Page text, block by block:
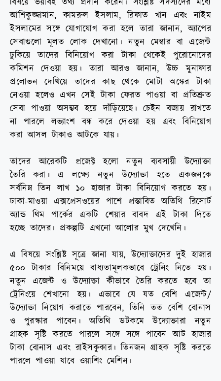
আশিকুজ্জামান, কামরুল ইসলাম, রিফাত খান এবং নাইম
ইসলামের সঙ্গে যোগাযোগ করা হলে তারা জানান, অ্যাপের
সেবাগুলো মূলত লোক দেখানো। নতুন মেম্বার বা এজেন্ট
ঢুকিয়ে তাদের বিনিয়োগ করা টাকা থেকেই পুরোনোদের
কমিশন দেওয়া হয়। তারা আরও জানান, উচ্চ মুনাফার
প্রলোভন দেখিয়ে তাদের কাছ থেকে মোটা অঙ্কের টাকা
নেওয়া হলেও এখন সেই টাকা ফেরত পাওয়া বা প্রতিশ্রুত
সেবা পাওয়া অসম্ভব হয়ে দাঁড়িয়েছে। চেইন বজায় রাখতে
না পারলে লভ্যাংশ বন্ধ করে দেওয়া হয় এবং বিনিয়োগ
করা আসল টাকাও আটকে যায়।
তাদের আরেকটি প্রজেক্ট হলো নতুন ব্যবসায়ী উদ্যোক্তা
তৈরি করা। এ লক্ষ্যে নতুন উদ্যোক্তা হতে একজনকে
সর্বনিম্ন তিন লাখ ১০ হাজার টাকা বিনিয়োগ করতে হয়।
ঢাকা-মাওয়া এক্সপ্রেসওয়ের পাশে প্রস্তাবিত অতিথি রিসোর্ট
অ্যান্ড থিম পার্কের একটি শেয়ার বাবদ এই টাকা দিতে
হচ্ছে তাদের। প্রকল্পটি এখনো আলোর মুখ দেখেনি।
এ বিষয়ে সংশ্লিষ্ট সূত্রে জানা যায়, উদ্যোক্তাদের দুই হাজার
৫০০ টাকার বিনিময়ে বাধ্যতামূলকভাবে ট্রেনিং নিতে হয়।
নতুন এজেন্ট ও উদ্যোক্তা কীভাবে তৈরি করতে হবে তা
ট্রেনিংয়ে শেখানো হয়। এভাবে যে যত বেশি এজেন্ট/
উদ্যোক্তা নিয়োগ করাতে পারবেন, তিনি তত বেশি বোনাস
ও পুরস্কার পাবেন। অতিথি ডটকমে উদ্যোক্তারা নতুন
গ্রাহক সৃষ্টি করতে পারলে সঙ্গে সঙ্গে পাবেন আট হাজার
টাকা বোনাস এবং রাইসকুকার। তিনজন গ্রাহক সৃষ্টি করতে
পারলে পাওয়া যাবে ওয়াশিং মেশিন।